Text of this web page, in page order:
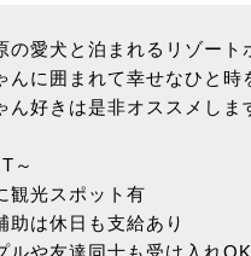
の愛犬と泊まれるリゾート
んに囲まれて幸せなひと時
ん好きは是非オススメしま
～
観光スポット有
助は休日も支給あり